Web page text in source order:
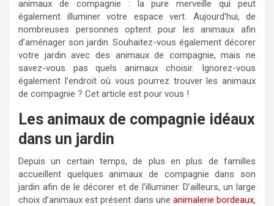
animaux de compagnie : la pure merveille qui peut
également illuminer votre espace vert. Aujourd’hui, de
nombreuses personnes optent pour les animaux afin
d’aménager son jardin. Souhaitez-vous également décorer
votre jardin avec des animaux de compagnie, mais ne
savez-vous pas quels animaux choisir. Ignorez-vous
également l’endroit où vous pourrez trouver les animaux
de compagnie ? Cet article est pour vous !
Les animaux de compagnie idéaux
dans un jardin
Depuis un certain temps, de plus en plus de familles
accueillent quelques animaux de compagnie dans son
jardin afin de le décorer et de l’illuminer. D’ailleurs, un large
choix d’animaux est présent dans une animalerie bordeaux,